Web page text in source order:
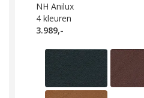
NH Anilux
4 kleuren
3.989,-